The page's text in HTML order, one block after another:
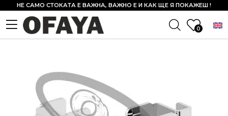
0
НЕ САМО СТОКАТА Е ВАЖНА, ВАЖНО Е И КАК ЩЕ Я ПОКАЖЕШ !